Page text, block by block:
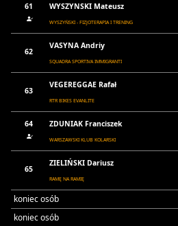
61 WYSZYNSKI Mateusz
WYSZYŃSKI - FIZJOTERAPIA I TRENING
62
VASYNA Andriy
SQUADRA SPORTIVA IMMIGRANTI
63
VEGEREGGAE Rafał
RTR BIKES EVANLITE
64 ZDUNIAK Franciszek
WARSZAWSKI KLUB KOLARSKI
65
ZIELIŃSKI Dariusz
RAMĘ NA RAMIĘ
koniec osób
koniec osób